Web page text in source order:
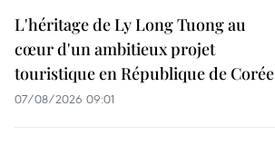
L'héritage de Ly Long Tuong au
cœur d'un ambitieux projet
touristique en République de Corée
07/08/2026 09:01